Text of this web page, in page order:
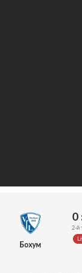
Бохум
0
2-й